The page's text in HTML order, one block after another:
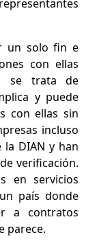
un solo fin e
con ellas
se trata de
y puede
con ellas sin
incluso
DIAN y han
verificación.
en servicios
país donde
a contratos
parece.